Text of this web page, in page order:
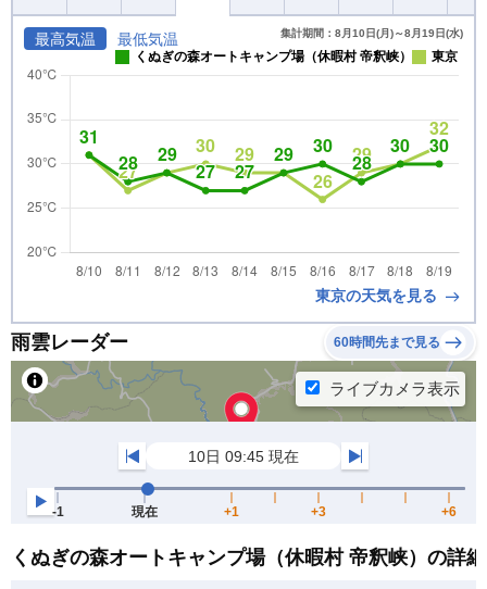
最高気温 最低気温 集計期間：8月10日(月)～8月19日(水)
くぬぎの森オートキャンプ場（休暇村 帝釈峡） 東京
東京の天気を見る
雨雲レーダー 60時間先まで見る
くぬぎの森オートキャンプ場（休暇村 帝釈峡）の詳